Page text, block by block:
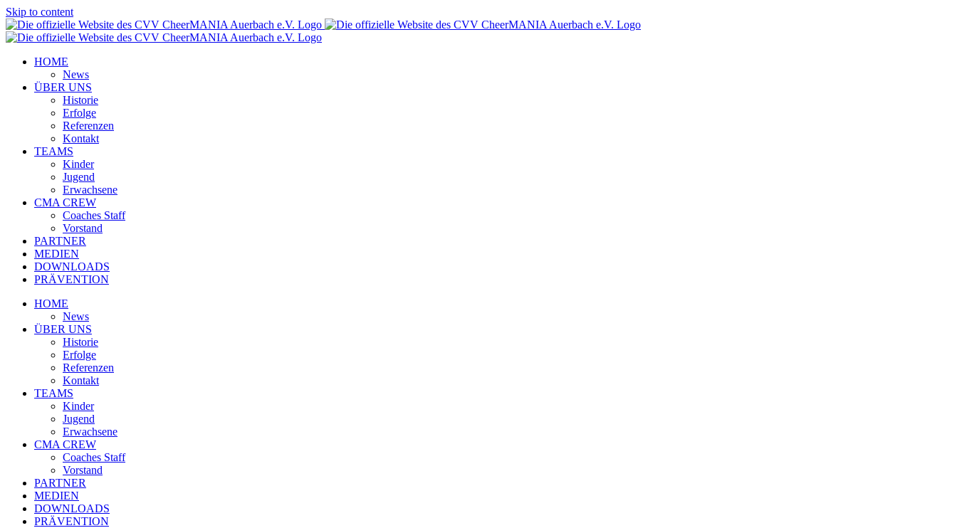
Skip to content
HOME
News
ÜBER UNS
Historie
Erfolge
Referenzen
Kontakt
TEAMS
Kinder
Jugend
Erwachsene
CMA CREW
Coaches Staff
Vorstand
PARTNER
MEDIEN
DOWNLOADS
PRÄVENTION
HOME
News
ÜBER UNS
Historie
Erfolge
Referenzen
Kontakt
TEAMS
Kinder
Jugend
Erwachsene
CMA CREW
Coaches Staff
Vorstand
PARTNER
MEDIEN
DOWNLOADS
PRÄVENTION